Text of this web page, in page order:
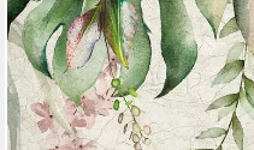
-46%
lieferbar - in 3-4 Werktagen bei dir